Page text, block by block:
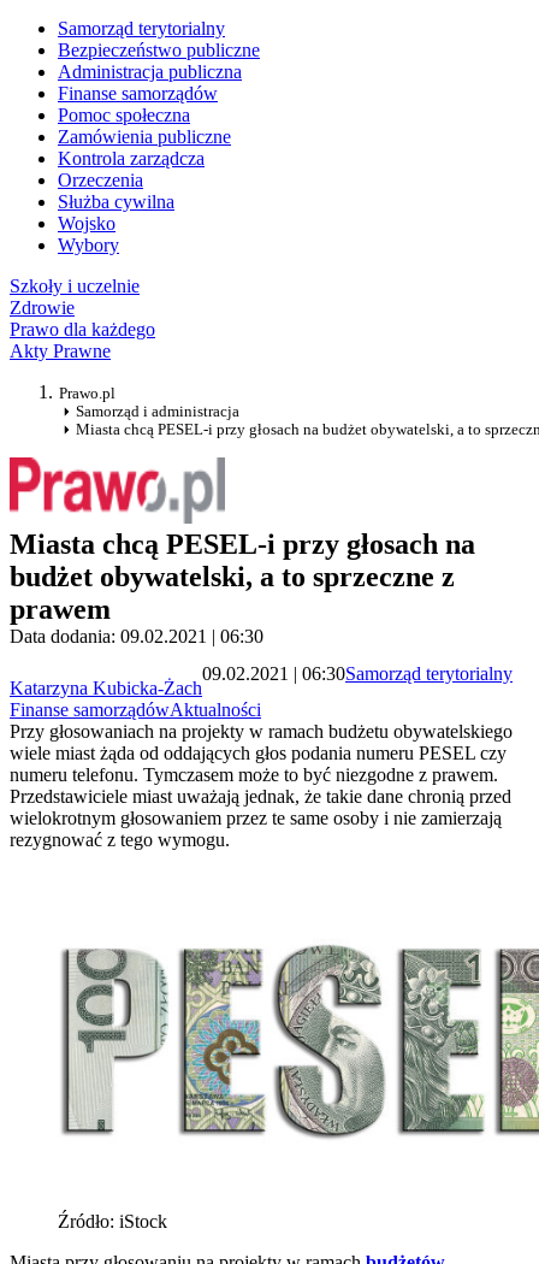
Samorząd terytorialny
Bezpieczeństwo publiczne
Administracja publiczna
Finanse samorządów
Pomoc społeczna
Zamówienia publiczne
Kontrola zarządcza
Orzeczenia
Służba cywilna
Wojsko
Wybory
Szkoły i uczelnie
Zdrowie
Prawo dla każdego
Akty Prawne
Prawo.pl
Samorząd i administracja
Miasta chcą PESEL-i przy głosach na budżet obywatelski, a to
Miasta chcą PESEL-i przy głosach na
budżet obywatelski, a to sprzeczne z
prawem
Data dodania: 09.02.2021 | 06:30
Katarzyna Kubicka-Żach
09.02.2021 | 06:30Samorząd terytorialny
Finanse samorządówAktualności
Przy głosowaniach na projekty w ramach budżetu obywatelskiego
wiele miast żąda od oddających głos podania numeru PESEL czy
numeru telefonu. Tymczasem może to być niezgodne z prawem.
Przedstawiciele miast uważają jednak, że takie dane chronią przed
wielokrotnym głosowaniem przez te same osoby i nie zamierzają
rezygnować z tego wymogu.
Źródło: iStock